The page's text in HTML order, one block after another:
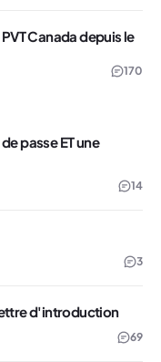
Canada depuis le
170
passe ET une
14
3
d'introduction
69